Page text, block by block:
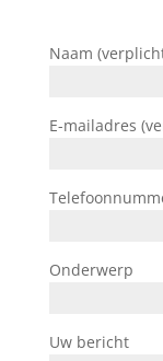
Naam
E-mailadres
Onderwerp
Uw bericht